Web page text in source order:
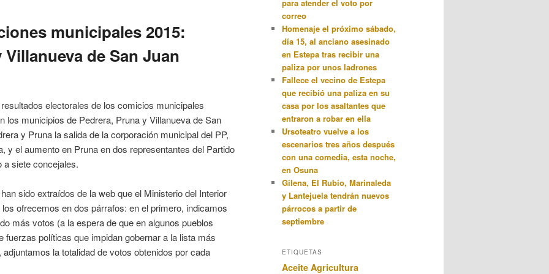
municipales 2015:
de San Juan
electorales de los comicios municipales
los municipios de Pedrera, Pruna y Villanueva de San
y Pruna la salida de la corporación municipal del PP,
y el aumento en Pruna en dos representantes del Partido
a siete concejales.
sido extraídos de la web que el Ministerio del Interior
ofrecemos en dos párrafos: en el primero, indicamos
más votos (a la espera de que en algunos pueblos
fuerzas políticas que impidan gobernar a la lista más
la totalidad de votos obtenidos por cada
para atender el voto por
correo
Homenaje el próximo sábado,
día 15, al anciano asesinado
en Estepa tras recibir una
paliza por unos ladrones
Fallece el vecino de Estepa
que recibió una paliza en su
casa por los asaltantes que
entraron a robar en ella
Ursoteatro vuelve a los
escenarios tres años después
con una comedia, esta noche,
en Osuna
Gilena, El Rubio, Marinaleda
y Lantejuela tendrán nuevos
párrocos a partir de
septiembre
ETIQUETAS
Aceite Agricultura